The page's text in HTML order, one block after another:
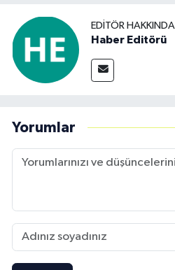
EDITÖR HAKKINDA
Haber Editörü
Yorumlar